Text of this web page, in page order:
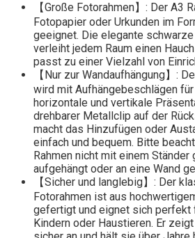
【Große Fotorahmen】: Der A3
Fotopapier oder Urkunden im
geeignet. Die elegante
verleiht jedem Raum einen
passt zu einer Vielzahl von
【Nur zur Wandaufhängung】:
wird mit Aufhängebeschlägen
horizontale und vertikale
drehbarer Metallclip auf der
macht das Hinzufügen oder
einfach und bequem. Bitte
Rahmen nicht mit einem
aufgehängt oder an eine Wand
【Sicher und langlebig】: Der
Fotorahmen ist aus
gefertigt und eignet sich perfekt
Kindern oder Haustieren. Er